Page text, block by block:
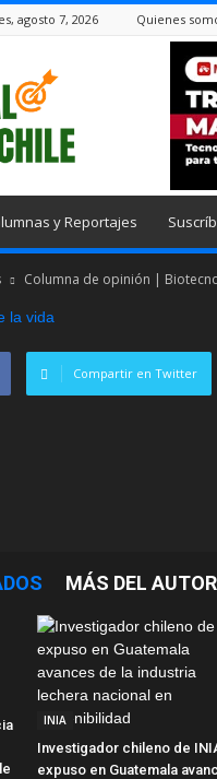
agosto 7, 2026 Quienes
y Reportajes
Columna de opinión |
Compartir en Twitter
MÁS DEL AUTOR
INIA
Investigador chileno de
expuso en Guatemala